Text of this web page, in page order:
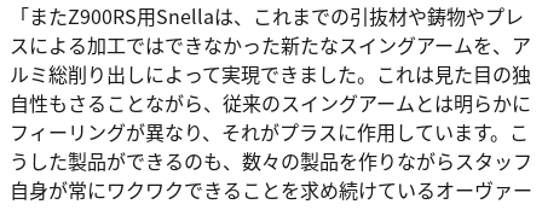
「またZ900RS用Snellaは、これまでの引抜材や鋳物やプレ
スによる加工ではできなかった新たなスイングアームを、ア
ルミ総削り出しによって実現できました。これは見た目の独
自性もさることながら、従来のスイングアームとは明らかに
フィーリングが異なり、それがプラスに作用しています。こ
うした製品ができるのも、数々の製品を作りながらスタッフ
自身が常にワクワクできることを求め続けているオーヴァー